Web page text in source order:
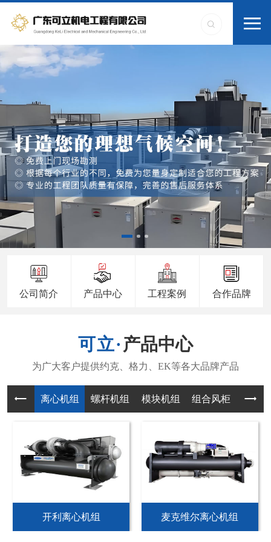
公司简介 产品中心 工程案例 合作品牌
产品中心
离心机组 螺杆机组 模块机组 组合风柜 风机
开利离心机组 麦克维尔离心机组